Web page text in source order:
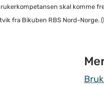
skal komme
fra Bikuben RBS Nord-Norge.